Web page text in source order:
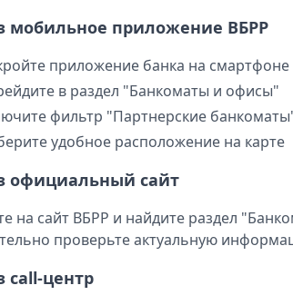
мобильное приложение ВБРР
приложение банка на смартфоне
в раздел "Банкоматы и офисы"
фильтр "Партнерские
удобное расположение на карте
официальный сайт
на сайт ВБРР и найдите раздел
проверьте актуальную
call-центр